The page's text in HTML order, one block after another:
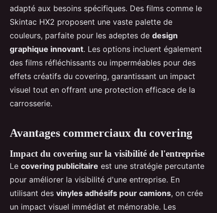
adapté aux besoins spécifiques. Des films comme le
Skintac HX2 proposent une vaste palette de
couleurs, parfaite pour les adeptes de design
graphique innovant. Les options incluent également
des films réfléchissants ou imperméables pour des
effets créatifs du covering, garantissant un impact
visuel tout en offrant une protection efficace de la
carrosserie.
Avantages commerciaux du covering
Impact du covering sur la visibilité de l'entreprise
Le covering publicitaire est une stratégie percutante
pour améliorer la visibilité d'une entreprise. En
utilisant des vinyles adhésifs pour camions, on crée
un impact visuel immédiat et mémorable. Les